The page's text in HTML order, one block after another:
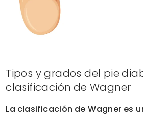
Tipos y grados del pie
clasificación de Wagner
La clasificación de Wagner es